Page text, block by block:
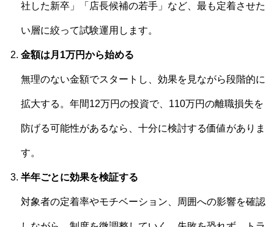
社した新卒」「店長候補の若手」など、最も定着させた
い層に絞って試験運用します。
金額は月1万円から始める
無理のない金額でスタートし、効果を見ながら段階的に
拡大する。年間12万円の投資で、110万円の離職損失を
防げる可能性があるなら、十分に検討する価値がありま
す。
半年ごとに効果を検証する
対象者の定着率やモチベーション、周囲への影響を確認